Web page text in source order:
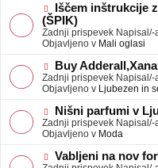
v
e
o
b
j
a
v
e
N
o
v
e
o
b
j
a
v
e
Iščem inštrukcije
(ŠPIK)
Zadnji prispevek Napisal/-
Objavljeno v Mali oglasi
N
o
v
e
o
b
j
a
v
e
Buy
Zadnji prispevek Napisal/-
Objavljeno v Ljubezen in
N
o
v
e
o
b
Nišni parfumi v
Zadnji prispevek Napisal/-
Objavljeno v Moda
N
Vabljeni na nov